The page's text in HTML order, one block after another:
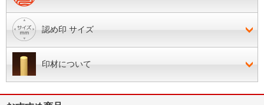
認め印 サイズ
印材について